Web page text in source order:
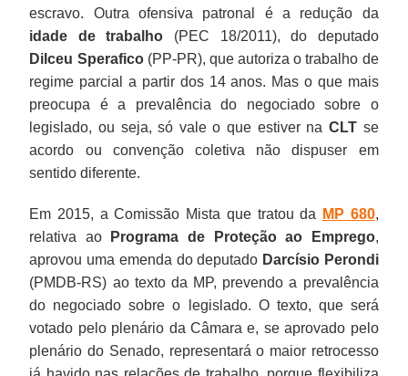
escravo. Outra ofensiva patronal é a redução da
idade de trabalho (PEC 18/2011), do deputado
Dilceu Sperafico(PP-PR), que autoriza o trabalho de
regime parcial a partir dos 14 anos. Mas o que mais
preocupa é a prevalência do negociado sobre o
legislado, ou seja, só vale o que estiver na CLTse
acordo ou convenção coletiva não dispuser em
sentido diferente.
Em 2015, a Comissão Mista que tratou da MP 680,
relativa ao
Programa de Proteção ao Emprego,
aprovou uma emenda do deputado Darcísio Perondi
(PMDB-RS) ao texto da MP, prevendo a prevalência
do negociado sobre o legislado. O texto, que será
votado pelo plenário da Câmara e, se aprovado pelo
plenário do Senado, representará o maior retrocesso